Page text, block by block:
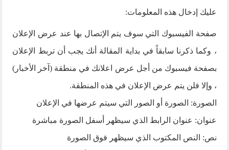
عليك إدخال هذه المعلومات:
صفحة الفيسبوك التي سوف يتم الإتصال بها عند عرض الإعلان
، وكما ذكرنا سابقاً في بداية المقالة أنك يجب أن تربط الإعلان
بصفحة فيسبوك من أجل عرض اعلانك في منطقة (آخر الأخبار)
، وإلا فلن يتم عرض الإعلان في هذه المنطقة.
الصورة: الصورة أو الصور التي سيتم عرضها في الإعلان
عنوان: عنوان الرابط الذي سيظهر أسفل الصورة مباشرة
نص: النص المكتوب الذي سيظهر فوق الصورة